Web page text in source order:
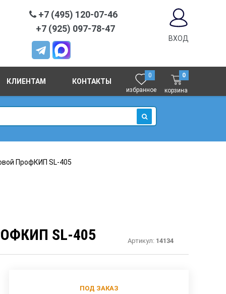
+7 (495) 120-07-46
+7 (925) 097-78-47
ВХОД
КЛИЕНТАМ КОНТАКТЫ
0
избранное
0
корзина
ИСКАТЬ
ПрофКИП SL-405
SL-405 Артикул: 14134
ПОД ЗАКАЗ